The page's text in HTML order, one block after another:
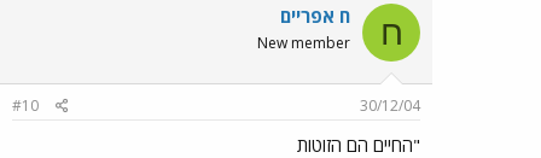
ח ח אפריים
New member
30/12/04
#10
"החיים הם הזוטות